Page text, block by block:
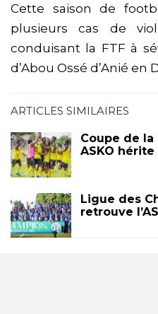
Cette saison de
plusieurs cas de
conduisant la FTF à
d’Abou Ossé d’Anié en
ARTICLES SIMILAIRES
Coupe de la
ASKO
Ligue des
retrouve